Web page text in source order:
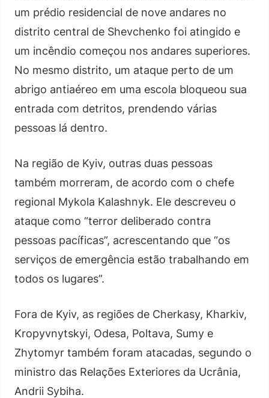
um prédio residencial de nove andares no
distrito central de Shevchenko foi atingido e
um incêndio começou nos andares superiores.
No mesmo distrito, um ataque perto de um
abrigo antiaéreo em uma escola bloqueou sua
entrada com detritos, prendendo várias
pessoas lá dentro.
Na região de Kyiv, outras duas pessoas
também morreram, de acordo com o chefe
regional Mykola Kalashnyk. Ele descreveu o
ataque como “terror deliberado contra
pessoas pacíficas”, acrescentando que “os
serviços de emergência estão trabalhando em
todos os lugares”.
Fora de Kyiv, as regiões de Cherkasy, Kharkiv,
Kropyvnytskyi, Odesa, Poltava, Sumy e
Zhytomyr também foram atacadas, segundo o
ministro das Relações Exteriores da Ucrânia,
Andrii Sybiha.